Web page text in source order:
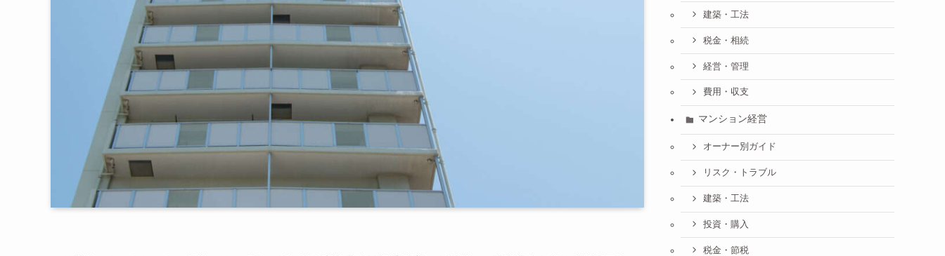
建築・工法
税金・相続
経営・管理
費用・収支
マンション経営
オーナー別ガイド
リスク・トラブル
建築・工法
投資・購入
税金・節税